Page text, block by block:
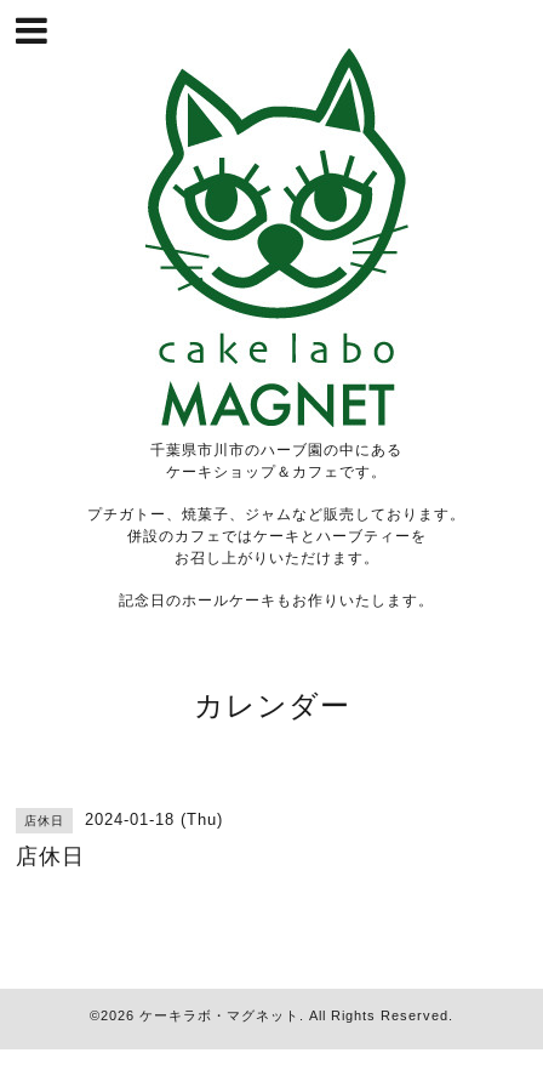
千葉県市川市のハーブ園の中にある
ケーキショップ＆カフェです。
プチガトー、焼菓子、ジャムなど販売しております。
併設のカフェではケーキとハーブティーを
お召し上がりいただけます。
記念日のホールケーキもお作りいたします。
カレンダー
店休日 2024-01-18 (Thu)
店休日
©2026 ケーキラボ・マグネット . All Rights Reserved.